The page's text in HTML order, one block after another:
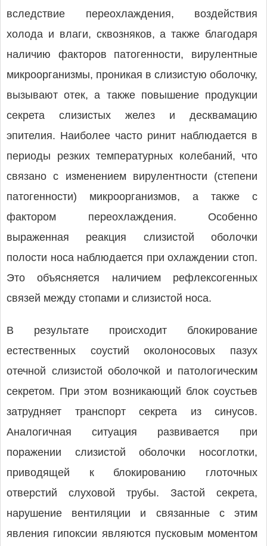
вследствие переохлаждения, воздействия
холода и влаги, сквозняков, а также благодаря
наличию факторов патогенности, вирулентные
микроорганизмы, проникая в слизистую оболочку,
вызывают отек, а также повышение продукции
секрета слизистых желез и десквамацию
эпителия. Наиболее часто ринит наблюдается в
периоды резких температурных колебаний, что
связано с изменением вирулентности (степени
патогенности) микроорганизмов, а также с
фактором переохлаждения. Особенно
выраженная реакция слизистой оболочки
полости носа наблюдается при охлаждении стоп.
Это объясняется наличием рефлексогенных
связей между стопами и слизистой носа.
В результате происходит блокирование
естественных соустий околоносовых пазух
отечной слизистой оболочкой и патологическим
секретом. При этом возникающий блок соустьев
затрудняет транспорт секрета из синусов.
Аналогичная ситуация развивается при
поражении слизистой оболочки носоглотки,
приводящей к блокированию глоточных
отверстий слуховой трубы. Застой секрета,
нарушение вентиляции и связанные с этим
явления гипоксии являются пусковым моментом